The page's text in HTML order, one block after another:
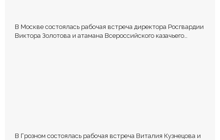
В Москве состоялась рабочая встреча директора Росгвардии
Виктора Золотова и атамана Всероссийского казачьего
В Грозном состоялась рабочая встреча Виталия Кузнецова и